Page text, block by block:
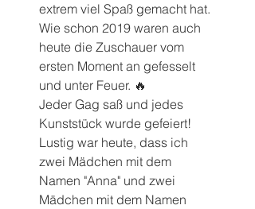
extrem viel Spaß gemacht hat.
Wie schon 2019 waren auch
heute die Zuschauer vom
ersten Moment an gefesselt
und unter Feuer. 🔥
Jeder Gag saß und jedes
Kunststück wurde gefeiert!
Lustig war heute, dass ich
zwei Mädchen mit dem
Namen "Anna" und zwei
Mädchen mit dem Namen